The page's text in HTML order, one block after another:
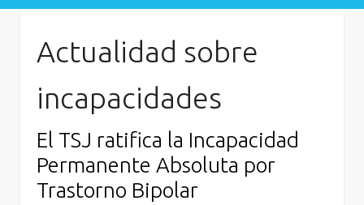
Actualidad sobre
incapacidades
El TSJ ratifica la Incapacidad
Permanente Absoluta por
Trastorno Bipolar